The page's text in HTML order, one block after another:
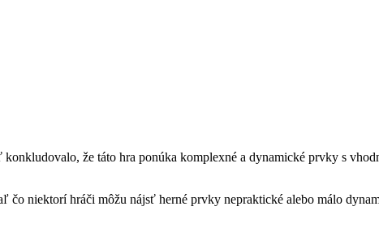
že táto hra ponúka komplexné a dynamické prvky s
čo niektorí hráči môžu nájsť herné prvky nepraktické alebo málo